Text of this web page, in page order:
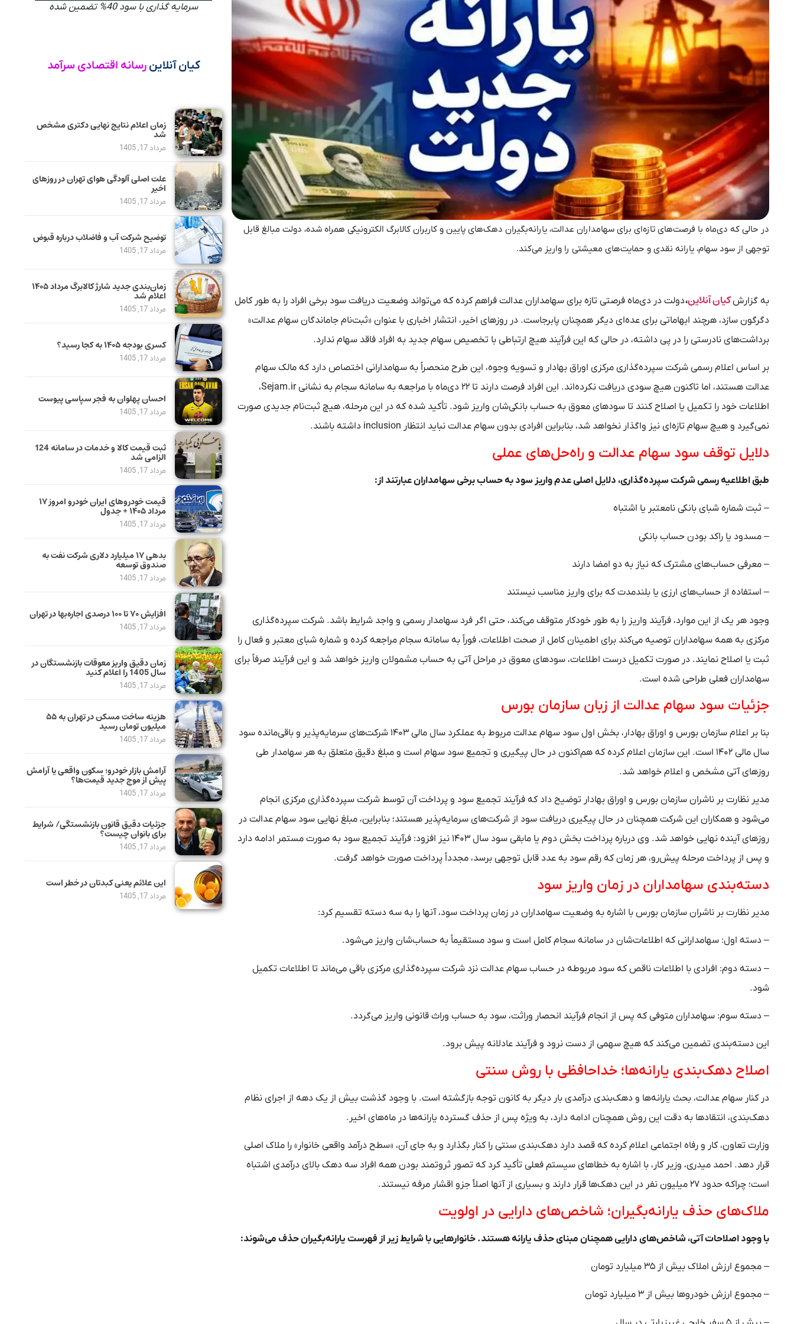
در حالی که دی‌ماه با فرصت‌های تازه‌ای برای سهامداران عدالت، یارانه‌بگیران دهک‌های پایین و کاربران کالابرگ الکترونیکی همراه شده، دولت مبالغ قابل
توجهی از سود سهام، یارانه نقدی و حمایت‌های معیشتی را واریز می‌کند.
به گزارشکیان آنلاین،دولت در دی‌ماه فرصتی تازه برای سهامداران عدالت فراهم کرده که می‌تواند وضعیت دریافت سود برخی افراد را به طور کامل
دگرگون سازد، هرچند ابهاماتی برای عده‌ای دیگر همچنان پابرجاست. در روز‌های اخیر، انتشار اخباری با عنوان «ثبت‌نام جاماندگان سهام عدالت»
برداشت‌های نادرستی را در پی داشته، در حالی که این فرآیند هیچ ارتباطی با تخصیص سهام جدید به افراد فاقد سهام ندارد.
بر اساس اعلام رسمی شرکت سپرده‌گذاری مرکزی اوراق بهادار و تسویه وجوه، این طرح منحصراً به سهامدارانی اختصاص دارد که مالک سهام
عدالت هستند، اما تاکنون هیچ سودی دریافت نکرده‌اند. این افراد فرصت دارند تا ۲۲ دی‌ماه با مراجعه به سامانه سجام به نشانی Sejam.ir،
اطلاعات خود را تکمیل یا اصلاح کنند تا سود‌های معوق به حساب بانکی‌شان واریز شود. تأکید شده که در این مرحله، هیچ ثبت‌نام جدیدی صورت
نمی‌گیرد و هیچ سهام تازه‌ای نیز واگذار نخواهد شد، بنابراین افرادی بدون سهام عدالت نباید انتظار inclusion داشته باشند.
دلایل توقف سود سهام عدالت و راه‌حل‌های عملی
طبق اطلاعیه رسمی شرکت سپرده‌گذاری، دلایل اصلی عدم واریز سود به حساب برخی سهامداران عبارتند از:
– ثبت شماره شبای بانکی نامعتبر یا اشتباه
– مسدود یا راکد بودن حساب بانکی
– معرفی حساب‌های مشترک که نیاز به دو امضا دارند
– استفاده از حساب‌های ارزی یا بلندمدت که برای واریز مناسب نیستند
وجود هر یک از این موارد، فرآیند واریز را به طور خودکار متوقف می‌کند، حتی اگر فرد سهامدار رسمی و واجد شرایط باشد. شرکت سپرده‌گذاری
مرکزی به همه سهامداران توصیه می‌کند برای اطمینان کامل از صحت اطلاعات، فوراً به سامانه سجام مراجعه کرده و شماره شبای معتبر و فعال را
ثبت یا اصلاح نمایند. در صورت تکمیل درست اطلاعات، سود‌های معوق در مراحل آتی به حساب مشمولان واریز خواهد شد و این فرآیند صرفاً برای
سهامداران فعلی طراحی شده است.
جزئیات سود سهام عدالت از زبان سازمان بورس
بنا بر اعلام سازمان بورس و اوراق بهادار، بخش اول سود سهام عدالت مربوط به عملکرد سال مالی ۱۴۰۳ شرکت‌های سرمایه‌پذیر و باقی‌مانده سود
سال مالی ۱۴۰۲ است. این سازمان اعلام کرده که هم‌اکنون در حال پیگیری و تجمیع سود سهام است و مبلغ دقیق متعلق به هر سهامدار طی
روز‌های آتی مشخص و اعلام خواهد شد.
مدیر نظارت بر ناشران سازمان بورس و اوراق بهادار توضیح داد که فرآیند تجمیع سود و پرداخت آن توسط شرکت سپرده‌گذاری مرکزی انجام
می‌شود و همکاران این شرکت همچنان در حال پیگیری دریافت سود از شرکت‌های سرمایه‌پذیر هستند؛ بنابراین، مبلغ نهایی سود سهام عدالت در
روز‌های آینده نهایی خواهد شد. وی درباره پرداخت بخش دوم یا مابقی سود سال ۱۴۰۳ نیز افزود: فرآیند تجمیع سود به صورت مستمر ادامه دارد
و پس از پرداخت مرحله پیش‌رو، هر زمان که رقم سود به عدد قابل توجهی برسد، مجدداً پرداخت صورت خواهد گرفت.
دسته‌بندی سهامداران در زمان واریز سود
مدیر نظارت بر ناشران سازمان بورس با اشاره به وضعیت سهامداران در زمان پرداخت سود، آنها را به سه دسته تقسیم کرد:
– دسته اول: سهامدارانی که اطلاعات‌شان در سامانه سجام کامل است و سود مستقیماً به حساب‌شان واریز می‌شود.
– دسته دوم: افرادی با اطلاعات ناقص که سود مربوطه در حساب سهام عدالت نزد شرکت سپرده‌گذاری مرکزی باقی می‌ماند تا اطلاعات تکمیل
شود.
– دسته سوم: سهامداران متوفی که پس از انجام فرآیند انحصار وراثت، سود به حساب وراث قانونی واریز می‌گردد.
این دسته‌بندی تضمین می‌کند که هیچ سهمی از دست نرود و فرآیند عادلانه پیش برود.
اصلاح دهک‌بندی یارانه‌ها؛ خداحافظی با روش سنتی
در کنار سهام عدالت، بحث یارانه‌ها و دهک‌بندی درآمدی بار دیگر به کانون توجه بازگشته است. با وجود گذشت بیش از یک دهه از اجرای نظام
دهک‌بندی، انتقاد‌ها به دقت این روش همچنان ادامه دارد، به ویژه پس از حذف گسترده یارانه‌ها در ماه‌های اخیر.
وزارت تعاون، کار و رفاه اجتماعی اعلام کرده که قصد دارد دهک‌بندی سنتی را کنار بگذارد و به جای آن، «سطح درآمد واقعی خانوار» را ملاک اصلی
قرار دهد. احمد میدری، وزیر کار، با اشاره به خطا‌های سیستم فعلی تأکید کرد که تصور ثروتمند بودن همه افراد سه دهک بالای درآمدی اشتباه
است؛ چراکه حدود ۲۷ میلیون نفر در این دهک‌ها قرار دارند و بسیاری از آنها اصلاً جزو اقشار مرفه نیستند.
ملاک‌های حذف یارانه‌بگیران؛ شاخص‌های دارایی در اولویت
با وجود اصلاحات آتی، شاخص‌های دارایی همچنان مبنای حذف یارانه هستند. خانوار‌هایی با شرایط زیر از فهرست یارانه‌بگیران حذف می‌شوند:
– مجموع ارزش املاک بیش از ۳۵ میلیارد تومان
– مجموع ارزش خودرو‌ها بیش از ۳ میلیارد تومان
سرمایه گذاری با سود 40% تضمین شده
کیان آنلاین رسانه اقتصادی سرآمد
زمان اعلام نتایج نهایی دکتری مشخص
شد
مرداد 17, 1405
علت اصلی آلودگی هوای تهران در روزهای
اخیر
مرداد 17, 1405
توضیح شرکت آب و فاضلاب درباره قبوض
مرداد 17, 1405
زمان‌بندی جدید شارژ کالابرگ مرداد ۱۴۰۵
اعلام شد
مرداد 17, 1405
کسری بودجه ۱۴۰۵ به کجا رسید؟
مرداد 17, 1405
احسان پهلوان به فجر سپاسی پیوست
مرداد 17, 1405
ثبت قیمت کالا و خدمات در سامانه 124
الزامی شد
مرداد 17, 1405
قیمت خودرو‌های ایران خودرو امروز ۱۷
مرداد ۱۴۰۵ + جدول
مرداد 17, 1405
بدهی ١٧ میلیارد دلاری شرکت نفت به
صندوق توسعه
مرداد 17, 1405
افزایش ۷۰ تا ۱۰۰ درصدی اجاره‌بها در تهران
مرداد 17, 1405
زمان دقیق واریز معوقات بازنشستگان در
سال 1405 را اعلام کنید
مرداد 17, 1405
هزینه ساخت مسکن در تهران به ۵۵
میلیون تومان رسید
مرداد 17, 1405
آرامش بازار خودرو؛ سکون واقعی یا آرامش
پیش از موج جدید قیمت‌ها؟
مرداد 17, 1405
جزئیات دقیق قانون بازنشستگی/ شرایط
برای بانوان چیست؟
مرداد 17, 1405
این علائم یعنی کبدتان در خطر است
مرداد 17, 1405